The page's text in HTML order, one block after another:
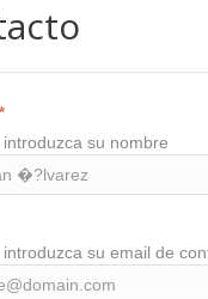
introduzca su nombre
introduzca su email de